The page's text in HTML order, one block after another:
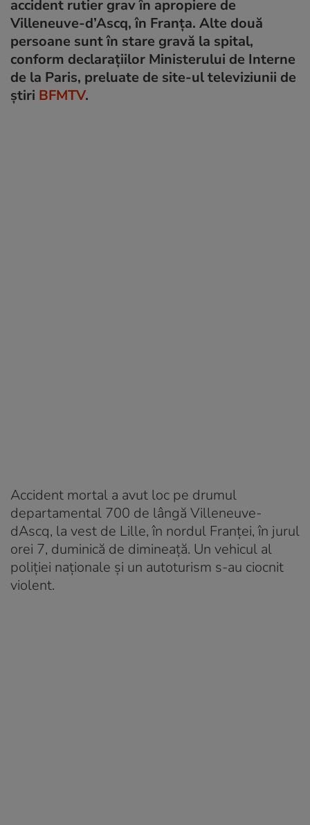
accident rutier grav în apropiere de
Villeneuve-d’Ascq, în Franța. Alte două
persoane sunt în stare gravă la spital,
conform declarațiilor Ministerului de Interne
de la Paris, preluate de site-ul televiziunii de
știri BFMTV.
Accident mortal a avut loc pe drumul
departamental 700 de lângă Villeneuve-
dAscq, la vest de Lille, în nordul Franței, în jurul
orei 7, duminică de dimineață. Un vehicul al
poliției naționale și un autoturism s-au ciocnit
violent.